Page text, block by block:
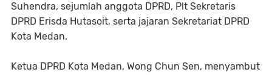
Suhendra, sejumlah anggota DPRD, Plt Sekretaris
DPRD Erisda Hutasoit, serta jajaran Sekretariat DPRD
Kota Medan.
Ketua DPRD Kota Medan, Wong Chun Sen, menyambut